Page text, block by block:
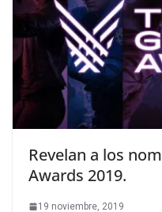
Revelan a los
Awards 2019.
19 noviembre, 2019